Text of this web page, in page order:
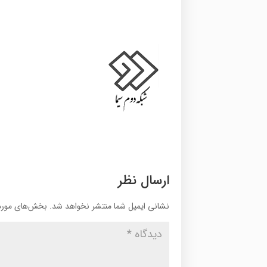
ارسال نظر
نشانی ایمیل شما منتشر نخواهد شد. بخش‌های